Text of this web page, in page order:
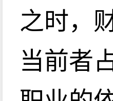
之时，
当前者